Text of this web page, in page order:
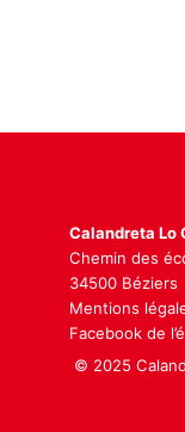
Calandreta Lo
Chemin des
34500 Béziers
Mentions
Facebook de
© 2025